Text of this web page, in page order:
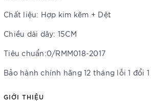
Chất liệu: Hợp kim kẽm + Dệt
Chiều dài dây: 15CM
Tiêu chuẩn:0/RMM018-2017
Bảo hành chính hãng 12 tháng lỗi 1 đổi 1
GIỚI THIỆU